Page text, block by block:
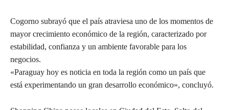
Cogorno subrayó que el país atraviesa uno de los momentos de
mayor crecimiento económico de la región, caracterizado por
estabilidad, confianza y un ambiente favorable para los
negocios.
«Paraguay hoy es noticia en toda la región como un país que
está experimentando un gran desarrollo económico», concluyó.